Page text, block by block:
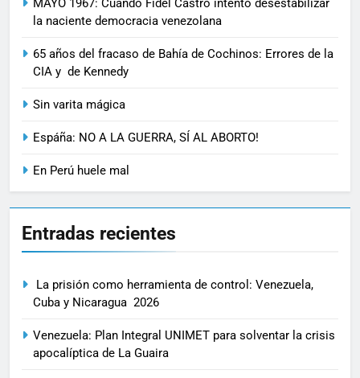
MAYO 1967: Cuando Fidel Castro intentó desestabilizar
la naciente democracia venezolana
65 años del fracaso de Bahía de Cochinos: Errores de la
CIA y de Kennedy
Sin varita mágica
Espáña: NO A LA GUERRA, SÍ AL ABORTO!
En Perú huele mal
Entradas recientes
La prisión como herramienta de control: Venezuela,
Cuba y Nicaragua 2026
Venezuela: Plan Integral UNIMET para solventar la crisis
apocalíptica de La Guaira